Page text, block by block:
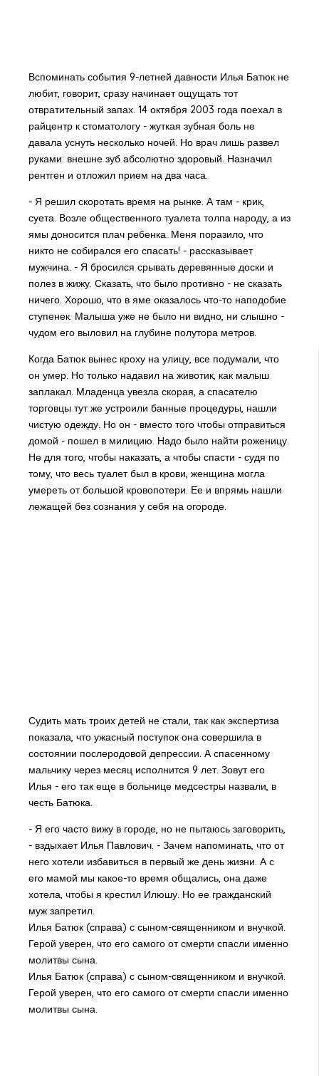
Вспоминать события 9-летней давности Илья Батюк не
любит, говорит, сразу начинает ощущать тот
отвратительный запах. 14 октября 2003 года поехал в
райцентр к стоматологу - жуткая зубная боль не
давала уснуть несколько ночей. Но врач лишь развел
руками: внешне зуб абсолютно здоровый. Назначил
рентген и отложил прием на два часа.
- Я решил скоротать время на рынке. А там - крик,
суета. Возле общественного туалета толпа народу, а из
ямы доносится плач ребенка. Меня поразило, что
никто не собирался его спасать! - рассказывает
мужчина. - Я бросился срывать деревянные доски и
полез в жижу. Сказать, что было противно - не сказать
ничего. Хорошо, что в яме оказалось что-то наподобие
ступенек. Малыша уже не было ни видно, ни слышно -
чудом его выловил на глубине полутора метров.
Когда Батюк вынес кроху на улицу, все подумали, что
он умер. Но только надавил на животик, как малыш
заплакал. Младенца увезла скорая, а спасателю
торговцы тут же устроили банные процедуры, нашли
чистую одежду. Но он - вместо того чтобы отправиться
домой - пошел в милицию. Надо было найти роженицу.
Не для того, чтобы наказать, а чтобы спасти - судя по
тому, что весь туалет был в крови, женщина могла
умереть от большой кровопотери. Ее и впрямь нашли
лежащей без сознания у себя на огороде.
Судить мать троих детей не стали, так как экспертиза
показала, что ужасный поступок она совершила в
состоянии послеродовой депрессии. А спасенному
мальчику через месяц исполнится 9 лет. Зовут его
Илья - его так еще в больнице медсестры назвали, в
честь Батюка.
- Я его часто вижу в городе, но не пытаюсь заговорить,
- вздыхает Илья Павлович. - Зачем напоминать, что от
него хотели избавиться в первый же день жизни. А с
его мамой мы какое-то время общались, она даже
хотела, чтобы я крестил Илюшу. Но ее гражданский
муж запретил.
Илья Батюк (справа) с сыном-священником и внучкой.
Герой уверен, что его самого от смерти спасли именно
молитвы сына.
Илья Батюк (справа) с сыном-священником и внучкой.
Герой уверен, что его самого от смерти спасли именно
молитвы сына.